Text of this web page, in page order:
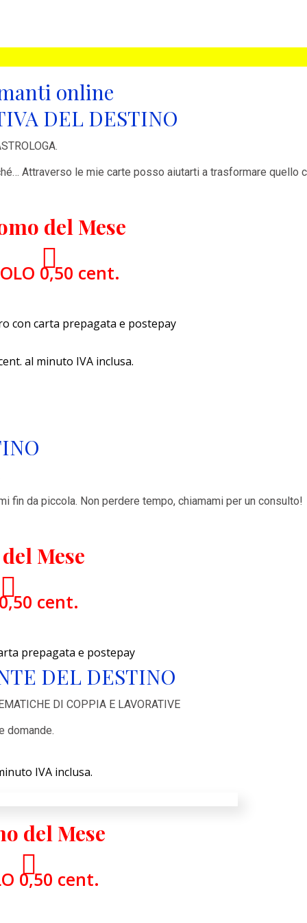
online
DEL DESTINO
Attraverso le mie carte posso aiutarti a trasformare quello
del Mese
0,50 cent.
con carta prepagata e postepay
al minuto IVA inclusa.
fin da piccola. Non perdere tempo, chiamami per un consulto!
Mese
cent.
prepagata e postepay
DEL DESTINO
DI COPPIA E LAVORATIVE
domande.
IVA inclusa.
del Mese
0,50 cent.